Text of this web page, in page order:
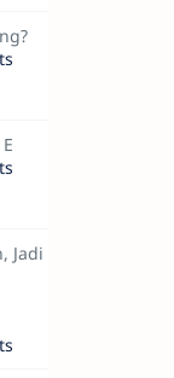
Jadi